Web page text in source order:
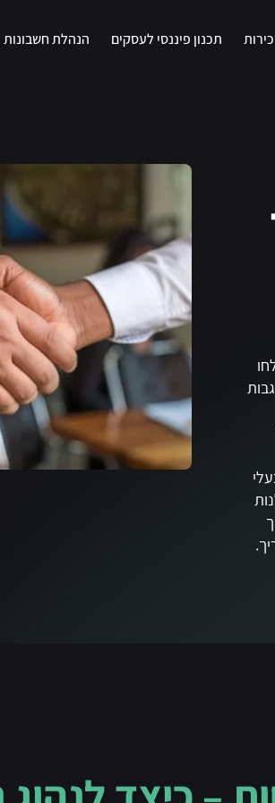
תכנון פיננסי לעסקים הנהלת חשבונות